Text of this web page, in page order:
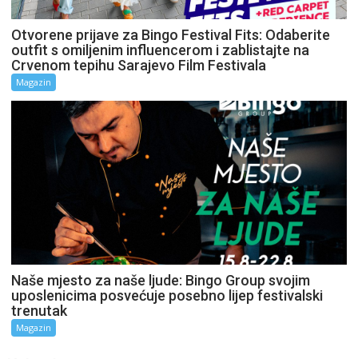
Otvorene prijave za Bingo Festival Fits: Odaberite
outfit s omiljenim influencerom i zablistajte na
Crvenom tepihu Sarajevo Film Festivala
Magazin
Naše mjesto za naše ljude: Bingo Group svojim
uposlenicima posvećuje posebno lijep festivalski
trenutak
Magazin